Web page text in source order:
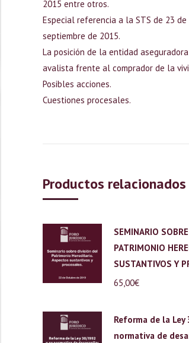
2015 entre otros.
Especial referencia a la STS de 23 de
septiembre de 2015.
La posición de la entidad
avalista frente al comprador de la
Posibles acciones.
Cuestiones procesales.
Productos relacionados
SEMINARIO
PATRIMONIO
SUSTANTIVOS Y
65,00€
Reforma de la
normativa de